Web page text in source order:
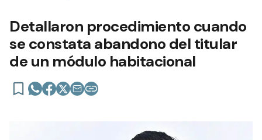
Detallaron procedimiento cuando
se constata abandono del titular
de un módulo habitacional